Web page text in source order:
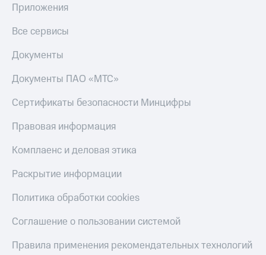
Приложения
Все сервисы
Документы
Документы ПАО «МТС»
Сертификаты безопасности Минцифры
Правовая информация
Комплаенс и деловая этика
Раскрытие информации
Политика обработки cookies
Соглашение о пользовании системой
Правила применения рекомендательных технологий